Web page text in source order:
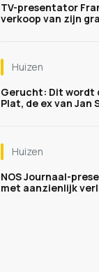
TV-presentator
verkoop van zijn
Huizen
Gerucht: Dit wordt
Plat, de ex van Jan
Huizen
NOS Journaal-
met aanzienlijk